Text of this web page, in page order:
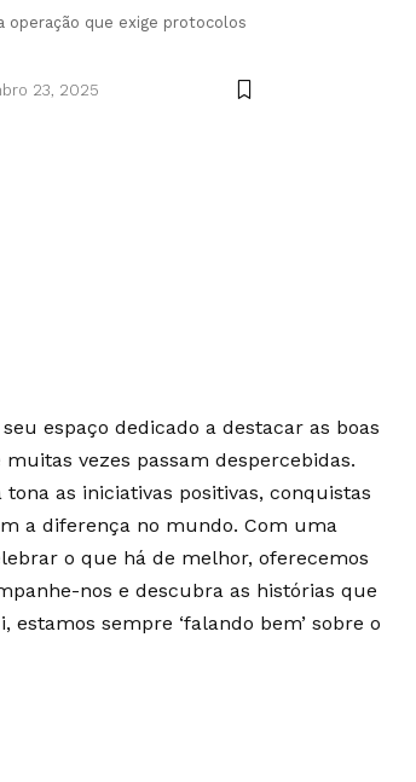
operação que exige protocolos
23, 2025
espaço dedicado a destacar as boas
vezes passam despercebidas.
as iniciativas positivas, conquistas
a diferença no mundo. Com uma
o que há de melhor, oferecemos
nos e descubra as histórias que
sempre ‘falando bem’ sobre o